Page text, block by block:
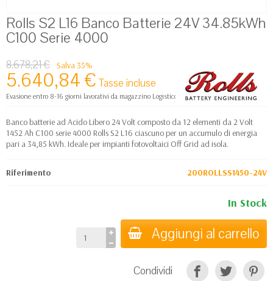
Rolls S2 L16 Banco Batterie 24V 34.85kWh
C100 Serie 4000
8.678,21 € Salva 35%
5.640,84 € Tasse incluse
Evasione entro 8-16 giorni lavorativi da magazzino Logistico Europa
Banco batterie ad Acido Libero 24 Volt composto da 12 elementi da 2 Volt
1452 Ah C100 serie 4000 Rolls S2 L16 ciascuno per un accumulo di energia
pari a 34,85 kWh. Ideale per impianti fotovoltaici Off Grid ad isola.
Riferimento 200ROLLSS1450-24V
In Stock
Aggiungi al carrello
Condividi